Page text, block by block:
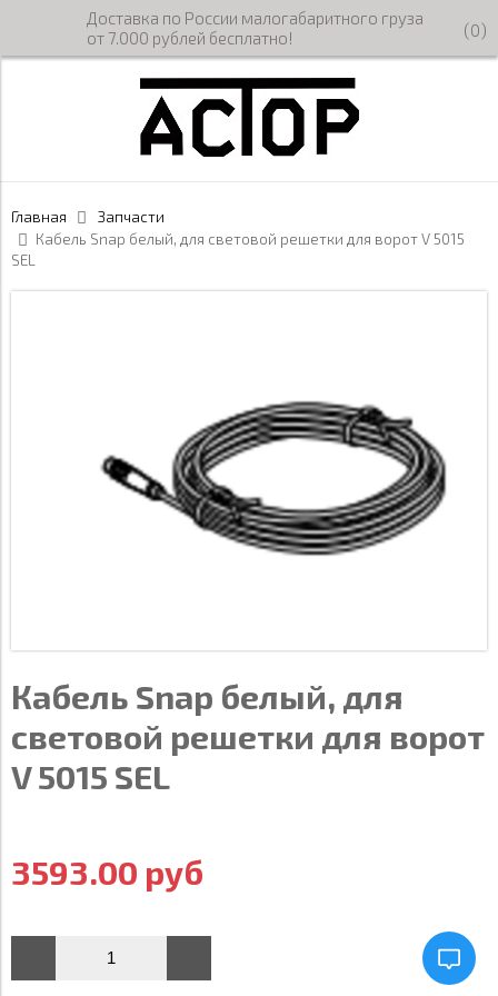
Доставка по России малогабаритного груза
от 7.000 рублей бесплатно!
(0)
Главная
Запчасти
Кабель Snap белый, для световой решетки для ворот V 5015
SEL
Кабель Snap белый, для
световой решетки для ворот
V 5015 SEL
3593.00 руб